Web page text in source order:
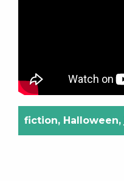
fiction, Halloween,